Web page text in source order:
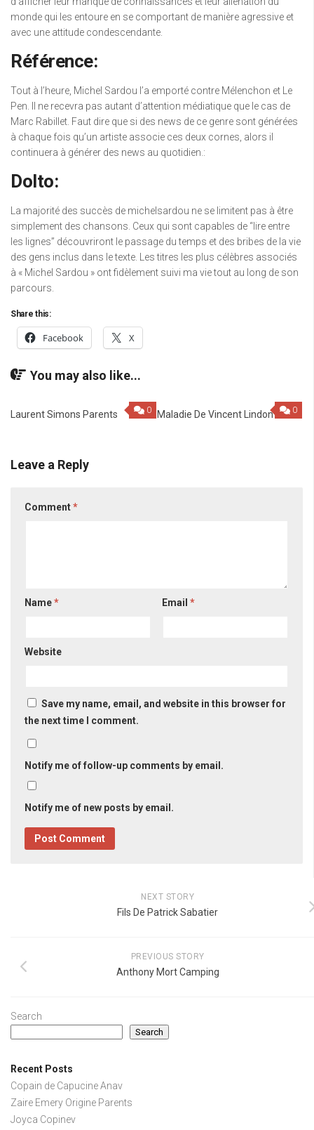
monde qui les entoure en se comportant de manière agressive et
avec une attitude condescendante.
Référence:
Tout à l’heure, Michel Sardou l’a emporté contre Mélenchon et Le
Pen. Il ne recevra pas autant d’attention médiatique que le cas de
Marc Rabillet. Faut dire que si des news de ce genre sont générées
à chaque fois qu’un artiste associe ces deux cornes, alors il
continuera à générer des news au quotidien.:
Dolto:
La majorité des succès de michelsardou ne se limitent pas à être
simplement des chansons. Ceux qui sont capables de “lire entre
les lignes” découvriront le passage du temps et des bribes de la vie
des gens inclus dans le texte. Les titres les plus célèbres associés
à « Michel Sardou » ont fidèlement suivi ma vie tout au long de son
parcours.
Share this:
Facebook X
You may also like...
0
Laurent Simons Parents 0
Maladie De Vincent Lindon
Leave a Reply
Comment*
Name* Email*
Website
Save my name, email, and website in this browser for
the next time I comment.
Notify me of follow-up comments by email.
Notify me of new posts by email.
NEXT STORY
Fils De Patrick Sabatier
PREVIOUS STORY
Anthony Mort Camping
Search
Search
Recent Posts
Copain de Capucine Anav
Zaire Emery Origine Parents
Joyca Copinev